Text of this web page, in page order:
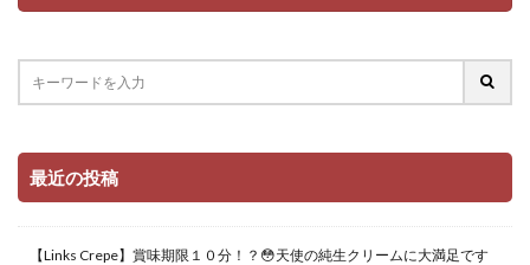
最近の投稿
【Links Crepe】賞味期限１０分！？😳天使の純生クリームに大満足です